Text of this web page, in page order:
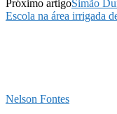
Próximo artigoSimão
Escola na área irrigada
Nelson Fontes